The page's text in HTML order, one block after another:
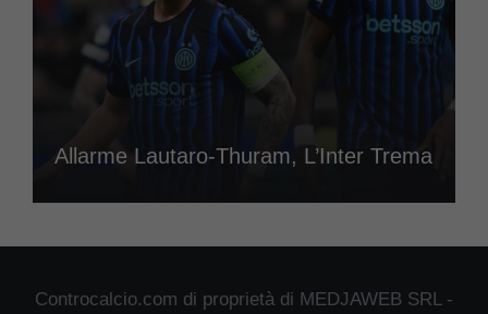
Allarme Lautaro-Thuram, L’Inter Trema
Controcalcio.com di proprietà di MEDJAWEB SRL -